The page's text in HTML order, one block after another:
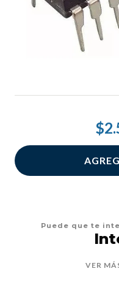
Puede que te
VER